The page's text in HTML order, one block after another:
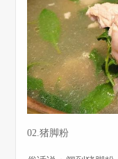
02.猪脚粉